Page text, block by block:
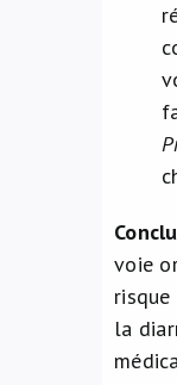
voie
la